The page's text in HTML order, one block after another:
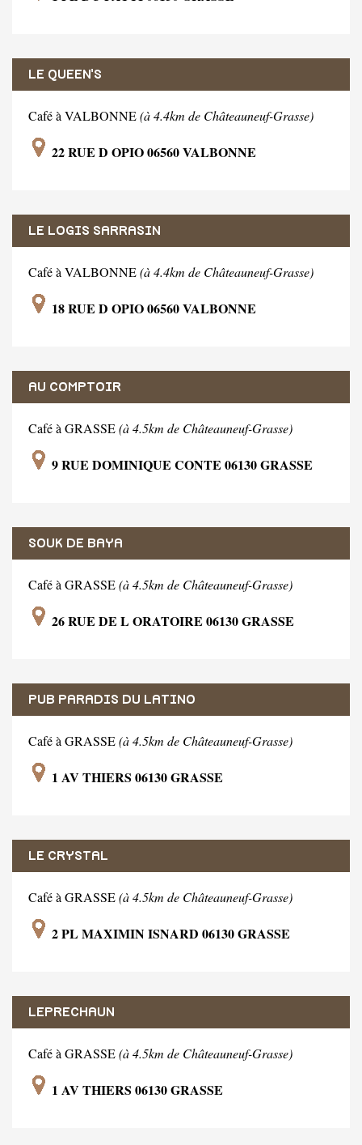
LE QUEEN'S
Café à VALBONNE(à 4.4km de Châteauneuf-Grasse)
22 RUE D OPIO 06560 VALBONNE
LE LOGIS SARRASIN
Café à VALBONNE(à 4.4km de Châteauneuf-Grasse)
18 RUE D OPIO 06560 VALBONNE
AU COMPTOIR
Café à GRASSE(à 4.5km de Châteauneuf-Grasse)
9 RUE DOMINIQUE CONTE 06130 GRASSE
SOUK DE BAYA
Café à GRASSE(à 4.5km de Châteauneuf-Grasse)
26 RUE DE L ORATOIRE 06130 GRASSE
PUB PARADIS DU LATINO
Café à GRASSE(à 4.5km de Châteauneuf-Grasse)
1 AV THIERS 06130 GRASSE
LE CRYSTAL
Café à GRASSE(à 4.5km de Châteauneuf-Grasse)
2 PL MAXIMIN ISNARD 06130 GRASSE
LEPRECHAUN
Café à GRASSE(à 4.5km de Châteauneuf-Grasse)
1 AV THIERS 06130 GRASSE